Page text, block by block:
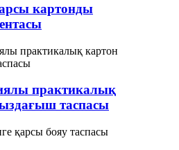
картонды
практикалық
таспасы